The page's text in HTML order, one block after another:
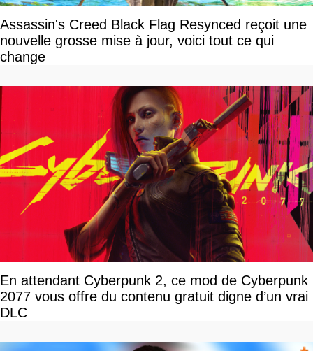
Assassin's Creed Black Flag Resynced reçoit une
nouvelle grosse mise à jour, voici tout ce qui
change
En attendant Cyberpunk 2, ce mod de Cyberpunk
2077 vous offre du contenu gratuit digne d’un vrai
DLC